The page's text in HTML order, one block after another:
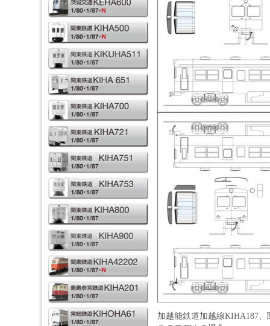
加越能鉄道加越線KIHA187